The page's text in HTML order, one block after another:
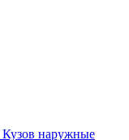
Кузов наружные